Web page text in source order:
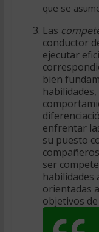
que se
Las
conductor
ejecutar
bien
enfrentar
su puesto
ser
habilidades
orientadas
objetivos